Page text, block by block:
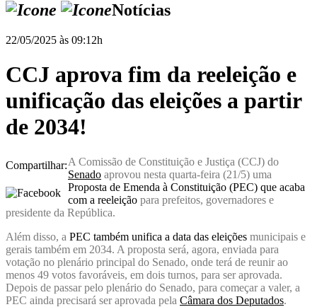
Notícias
22/05/2025 às 09:12h
CCJ aprova fim da reeleição e
unificação das eleições a partir
de 2034!
Compartilhar:A Comissão de Constituição e Justiça (CCJ) do
Senado aprovou nesta quarta-feira (21/5) uma
Proposta de Emenda à Constituição (PEC) que acaba
com a reeleição para prefeitos, governadores e
presidente da República.
Além disso, a PEC também unifica a data das eleições municipais e
gerais também em 2034. A proposta será, agora, enviada para
votação no plenário principal do Senado, onde terá de reunir ao
menos 49 votos favoráveis, em dois turnos, para ser aprovada.
Depois de passar pelo plenário do Senado, para começar a valer, a
PEC ainda precisará ser aprovada pela Câmara dos Deputados.